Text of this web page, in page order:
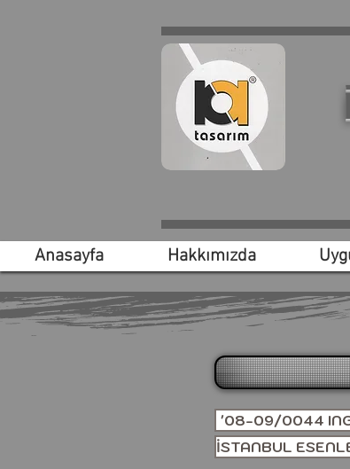
Anasayfa Hakkımızda
'08-09/0044
İSTANBUL